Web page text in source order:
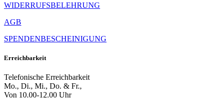
WIDERRUFSBELEHRUNG
AGB
SPENDENBESCHEINIGUNG
Erreichbarkeit
Telefonische Erreichbarkeit
Mo., Di., Mi., Do. & Fr.,
Von 10.00-12.00 Uhr